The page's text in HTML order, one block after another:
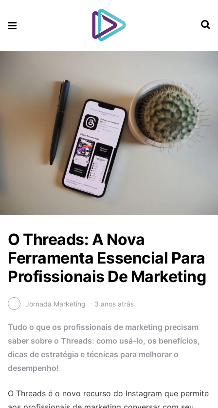
O Threads: A Nova
Ferramenta Essencial Para
Profissionais De Marketing
Jornada Marketing 3 anos atrás
Tudo o que os profissionais de marketing precisam
saber sobre o Threads: como usá-lo, os benefícios,
dicas de estratégia e técnicas para melhorar o
desempenho!
O Threads é o novo recurso do Instagram que permite